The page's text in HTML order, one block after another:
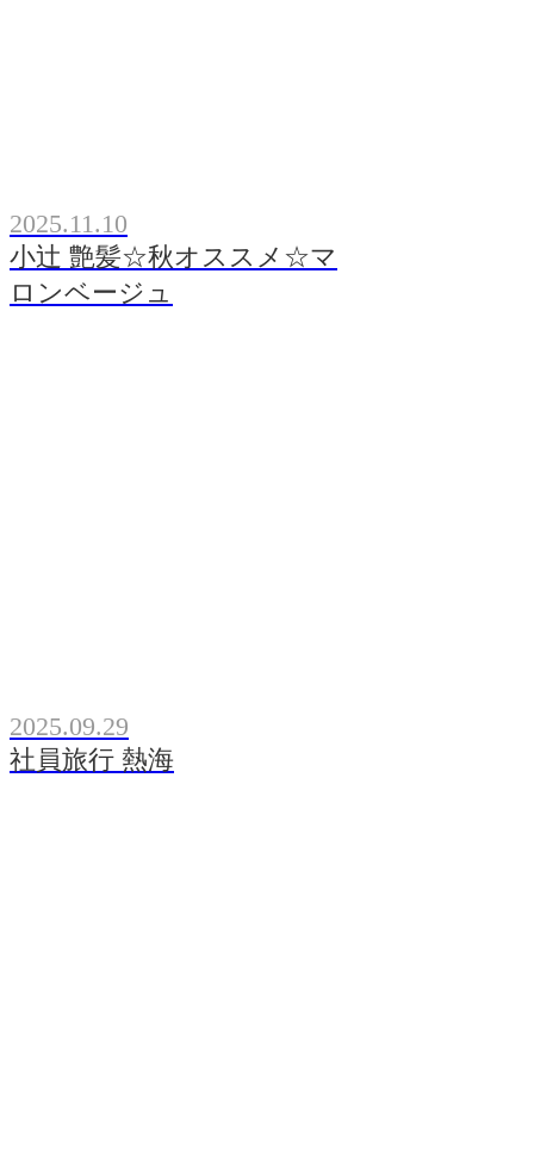
2025.11.10
小辻 艶髪☆秋オススメ☆マ
ロンベージュ
2025.09.29
社員旅行 熱海